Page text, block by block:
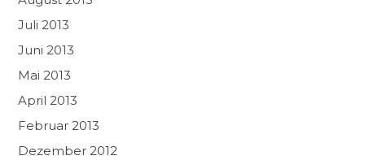
Juli 2013
Juni 2013
Mai 2013
April 2013
Februar 2013
Dezember 2012